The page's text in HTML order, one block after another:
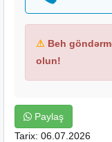
⚠ Beh
olun!
Paylaş
Tarix: 06.07.2026